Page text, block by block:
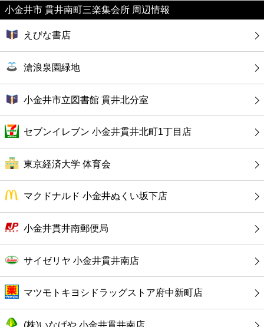
ショッピング
銀行
公共
病院
ホテル
小金井市 貫井南町三楽集会所 周辺情報
えびな書店
滄浪泉園緑地
小金井市立図書館 貫井北分室
セブンイレブン 小金井貫井北町1丁目店
東京経済大学 体育会
マクドナルド 小金井ぬくい坂下店
小金井貫井南郵便局
サイゼリヤ 小金井貫井南店
マツモトキヨシドラッグストア府中新町店
(株)いなげや 小金井貫井南店